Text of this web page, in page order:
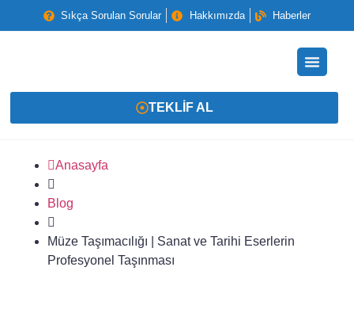
Sıkça Sorulan Sorular Hakkımızda Haberler
TEKLIF AL
Anasayfa
Blog
Müze Taşımacılığı | Sanat ve Tarihi Eserlerin
Profesyonel Taşınması